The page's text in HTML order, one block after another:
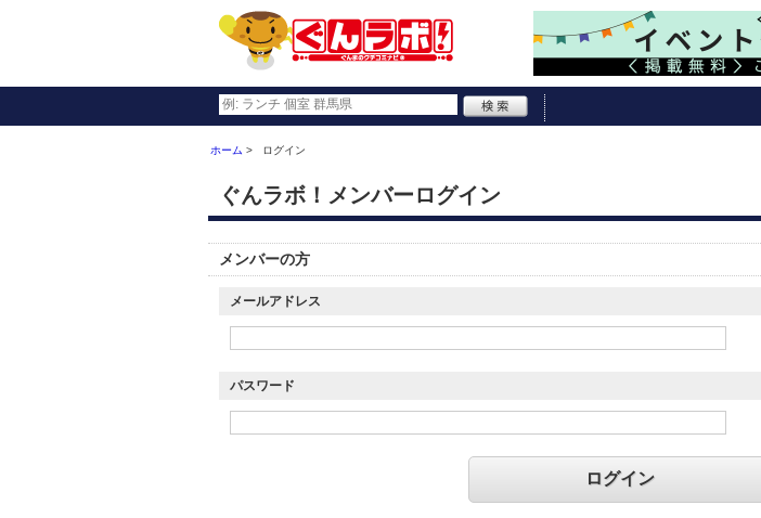
ホーム ログイン
ぐんラボ！メンバーログイン
メンバーの方
メールアドレス
パスワード